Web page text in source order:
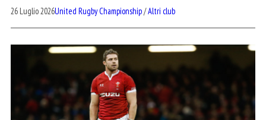
26 Luglio 2026United Rugby Championship/Altri club